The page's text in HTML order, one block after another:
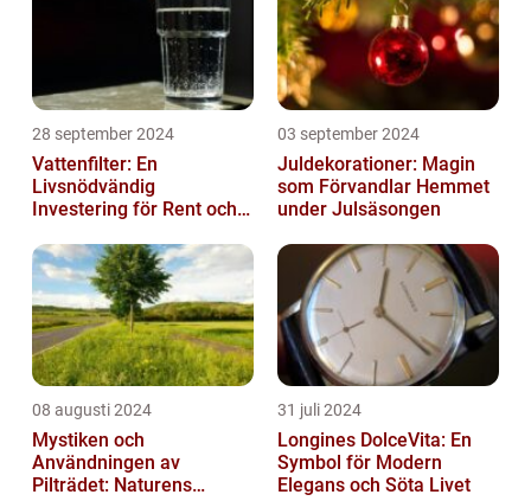
28 september 2024
Vattenfilter: En
Livsnödvändig
Investering för Rent och
03 september 2024
Juldekorationer: Magin
som Förvandlar Hemmet
under Julsäsongen
08 augusti 2024
Mystiken och
Användningen av
Pilträdet: Naturens
31 juli 2024
Longines DolceVita: En
Symbol för Modern
Elegans och Söta Livet